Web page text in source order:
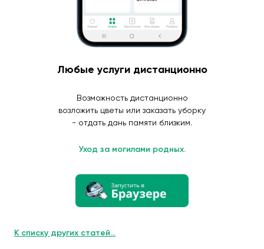
Любые услуги дистанционно
Возможность дистанционно
возложить цветы или заказать уборку
- отдать дань памяти близким.
Уход за могилами родных.
К списку других статей...